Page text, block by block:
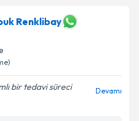
Renklibay
bir tedavi süreci
Devamı